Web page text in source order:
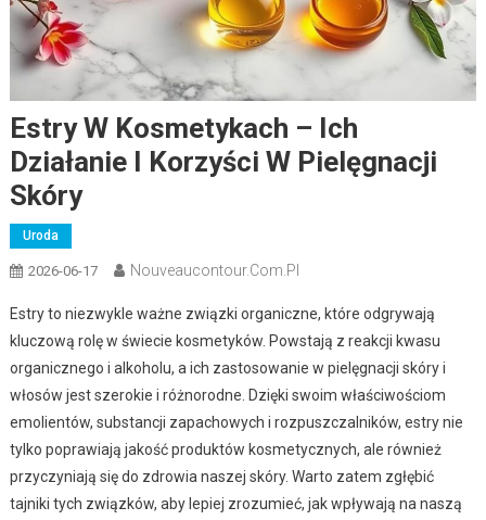
Estry W Kosmetykach – Ich
Działanie I Korzyści W Pielęgnacji
Skóry
Uroda
2026-06-17 Nouveaucontour.com.pl
Estry to niezwykle ważne związki organiczne, które odgrywają
kluczową rolę w świecie kosmetyków. Powstają z reakcji kwasu
organicznego i alkoholu, a ich zastosowanie w pielęgnacji skóry i
włosów jest szerokie i różnorodne. Dzięki swoim właściwościom
emolientów, substancji zapachowych i rozpuszczalników, estry nie
tylko poprawiają jakość produktów kosmetycznych, ale również
przyczyniają się do zdrowia naszej skóry. Warto zatem zgłębić
tajniki tych związków, aby lepiej zrozumieć, jak wpływają na naszą